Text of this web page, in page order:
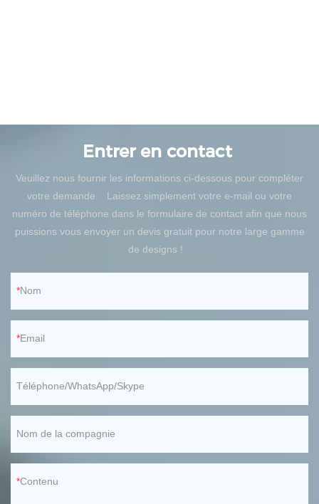
Entrer en contact
Veuillez nous fournir les informations ci-dessous pour compléter
votre demande. Laissez simplement votre e-mail ou votre
numéro de téléphone dans le formulaire de contact afin que nous
puissions vous envoyer un devis gratuit pour notre large gamme
de designs !
Nom
Email
Téléphone/WhatsApp/Skype
Nom de la compagnie
Contenu